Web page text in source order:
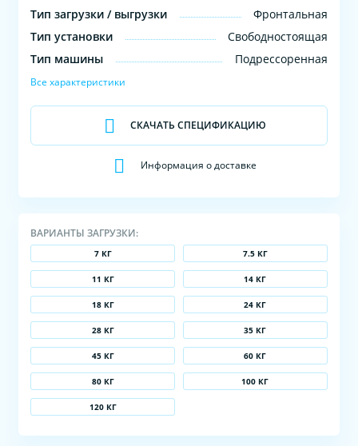
Тип загрузки / выгрузки
Фронтальная
Тип установки
Свободностоящая
Тип машины
Подрессоренная
Все характеристики
СКАЧАТЬ СПЕЦИФИКАЦИЮ
Информация о доставке
ВАРИАНТЫ ЗАГРУЗКИ:
7 КГ 7.5 КГ
11 КГ 14 КГ
18 КГ 24 КГ
28 КГ 35 КГ
45 КГ 60 КГ
80 КГ 100 КГ
120 КГ